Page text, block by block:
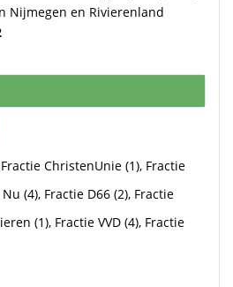
Nijmegen en Rivierenland
Fractie ChristenUnie (1), Fractie
(4), Fractie D66 (2), Fractie
(1), Fractie VVD (4), Fractie